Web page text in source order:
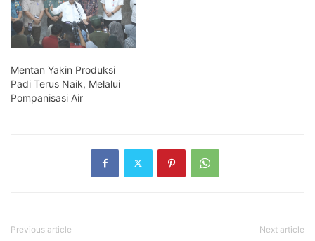
Mentan Yakin Produksi
Padi Terus Naik, Melalui
Pompanisasi Air
Previous article Next article